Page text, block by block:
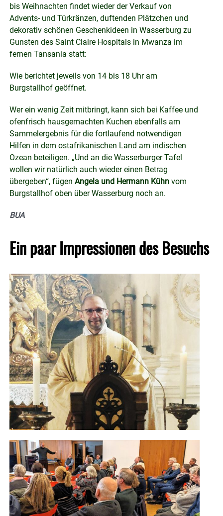
bis Weihnachten findet wieder der Verkauf von
Advents- und Türkränzen, duftenden Plätzchen und
dekorativ schönen Geschenkideen in Wasserburg zu
Gunsten des Saint Claire Hospitals in Mwanza im
fernen Tansania statt:
Wie berichtet jeweils von 14 bis 18 Uhr am
Burgstallhof geöffnet.
Wer ein wenig Zeit mitbringt, kann sich bei Kaffee und
ofenfrisch hausgemachten Kuchen ebenfalls am
Sammelergebnis für die fortlaufend notwendigen
Hilfen in dem ostafrikanischen Land am indischen
Ozean beteiligen. „Und an die Wasserburger Tafel
wollen wir natürlich auch wieder einen Betrag
übergeben“, fügen Angela und Hermann Kühn vom
Burgstallhof oben über Wasserburg noch an.
BUA
Ein paar Impressionen des Besuchs